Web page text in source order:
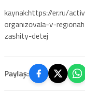
kaynak:https://er.ru/
organizovala-v-
zashity-detej
Paylaş: